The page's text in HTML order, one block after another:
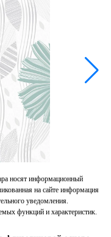
носят информационный
на сайте информация
уведомления.
функций и характеристик.